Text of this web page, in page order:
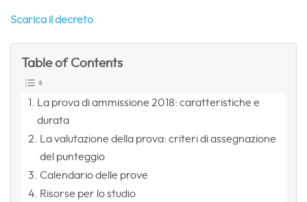
Scarica il decreto
Table of Contents
La prova di ammissione 2018: caratteristiche e
durata
La valutazione della prova: criteri di assegnazione
del punteggio
Calendario delle prove
Risorse per lo studio